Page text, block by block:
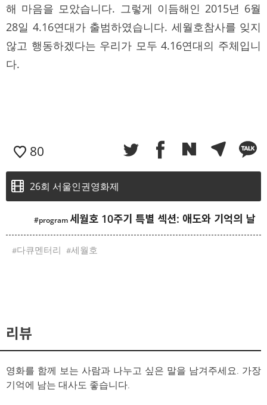
해 마음을 모았습니다. 그렇게 이듬해인 2015년 6월
28일 4.16연대가 출범하였습니다. 세월호참사를 잊지
않고 행동하겠다는 우리가 모두 4.16연대의 주체입니
다.
80
26회 서울인권영화제
세월호 10주기 특별 섹션: 애도와 기억의 날
다큐멘터리 세월호
리뷰
영화를 함께 보는 사람과 나누고 싶은 말을 남겨주세요. 가장
기억에 남는 대사도 좋습니다.